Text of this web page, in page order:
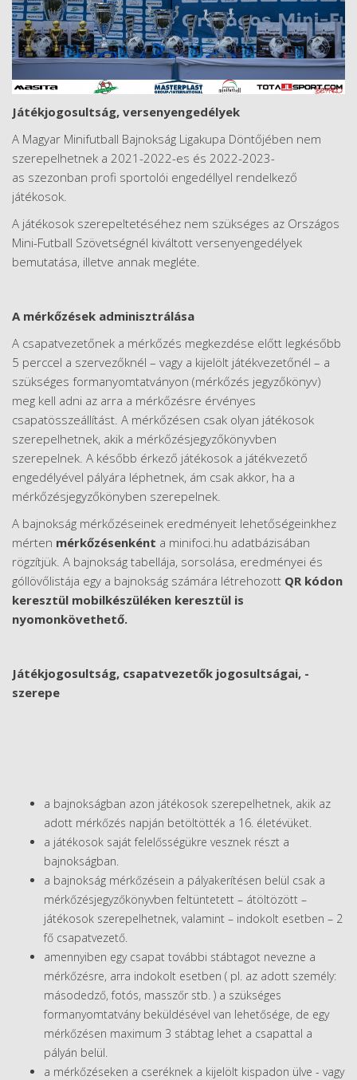
Játékjogosultság, versenyengedélyek
A Magyar Minifutball Bajnokság Ligakupa Döntőjében nem
szerepelhetnek a 2021-2022-es és 2022-2023-
as szezonban profi sportolói engedéllyel rendelkező
játékosok.
A játékosok szerepeltetéséhez nem szükséges az Országos
Mini-Futball Szövetségnél kiváltott versenyengedélyek
bemutatása, illetve annak megléte.
A mérkőzések adminisztrálása
A csapatvezetőnek a mérkőzés megkezdése előtt legkésőbb
5 perccel a szervezőknél – vagy a kijelölt játékvezetőnél – a
szükséges formanyomtatványon (mérkőzés jegyzőkönyv)
meg kell adni az arra a mérkőzésre érvényes
csapatösszeállítást. A mérkőzésen csak olyan játékosok
szerepelhetnek, akik a mérkőzésjegyzőkönyvben
szerepelnek. A később érkező játékosok a játékvezető
engedélyével pályára léphetnek, ám csak akkor, ha a
mérkőzésjegyzőkönyben szerepelnek.
A bajnokság mérkőzéseinek eredményeit lehetőségeinkhez
mérten mérkőzésenként a minifoci.hu adatbázisában
rögzítjük. A bajnokság tabellája, sorsolása, eredményei és
góllövőlistája egy a bajnokság számára létrehozott QR kódon
keresztül mobilkészüléken keresztül is
nyomonkövethető.
Játékjogosultság, csapatvezetők jogosultságai, -
szerepe
a bajnokságban azon játékosok szerepelhetnek, akik az
adott mérkőzés napján betöltötték a 16. életévüket.
a játékosok saját felelősségükre vesznek részt a
bajnokságban.
a bajnokság mérkőzésein a pályakerítésen belül csak a
mérkőzésjegyzőkönyvben feltüntetett – átöltözött –
játékosok szerepelhetnek, valamint – indokolt esetben – 2
fő csapatvezető.
amennyiben egy csapat további stábtagot nevezne a
mérkőzésre, arra indokolt esetben ( pl. az adott személy:
másodedző, fotós, masszőr stb. ) a szükséges
formanyomtatvány beküldésével van lehetősége, de egy
mérkőzésen maximum 3 stábtag lehet a csapattal a
pályán belül.
a mérkőzéseken a cseréknek a kijelölt kispadon ülve - vagy